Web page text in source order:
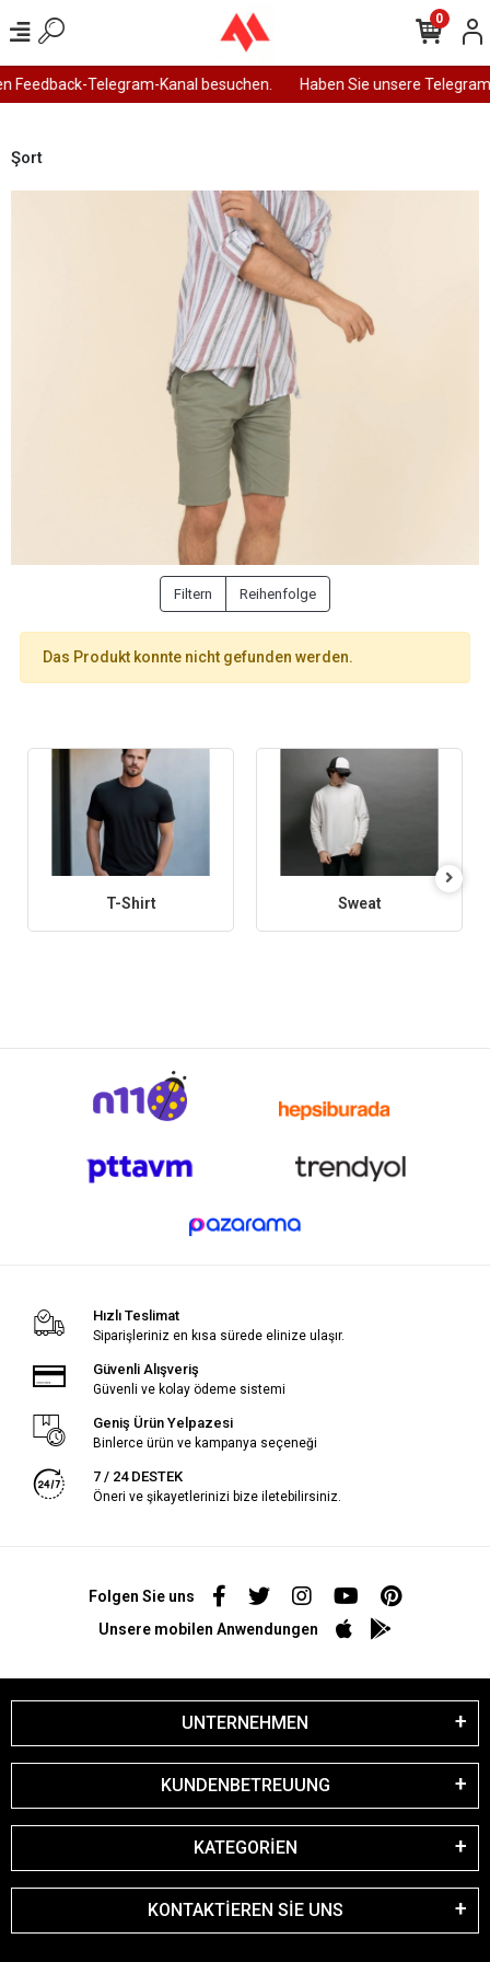
Feedback-Telegram-Kanal besuchen. Haben Sie unsere
0
Şort
Filtern Reihenfolge
Das Produkt konnte nicht gefunden werden.
T-Shirt Sweat
Hızlı Teslimat
Siparişleriniz en kısa sürede elinize ulaşır.
Güvenli Alışveriş
Güvenli ve kolay ödeme sistemi
Geniş Ürün Yelpazesi
Binlerce ürün ve kampanya seçeneği
7 / 24 DESTEK
Öneri ve şikayetlerinizi bize iletebilirsiniz.
Folgen Sie uns
Unsere mobilen Anwendungen
UNTERNEHMEN
KUNDENBETREUUNG
KATEGORİEN
KONTAKTİEREN SİE UNS